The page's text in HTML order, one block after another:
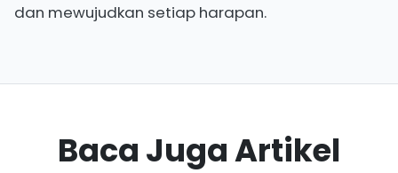
dan mewujudkan setiap harapan.
Baca Juga Artikel